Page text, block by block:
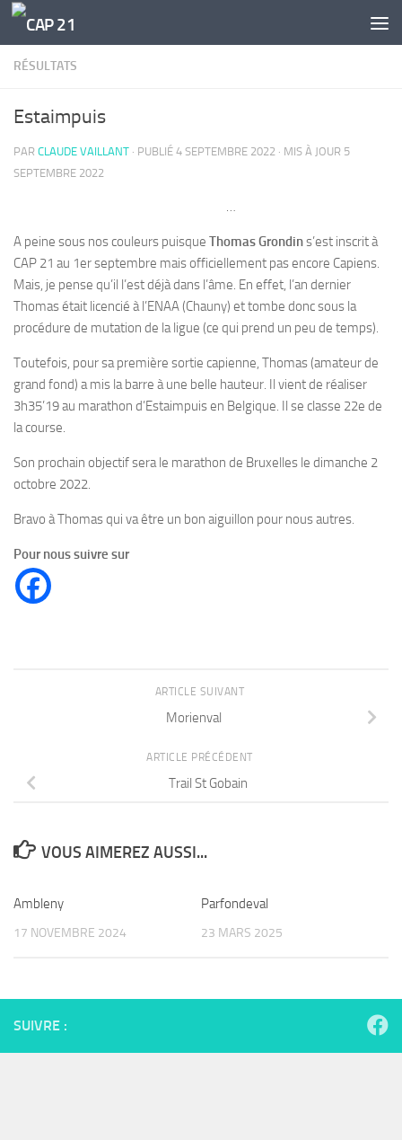
Skip to content
RÉSULTATS
Estaimpuis
PAR CLAUDE VAILLANT · PUBLIÉ 4 SEPTEMBRE 2022 · MIS À JOUR 5
SEPTEMBRE 2022
…
A peine sous nos couleurs puisque Thomas Grondins’est inscrit à
CAP 21 au 1er septembre mais officiellement pas encore Capiens.
Mais, je pense qu’il l’est déjà dans l’âme. En effet, l’an dernier
Thomas était licencié à l’ENAA (Chauny) et tombe donc sous la
procédure de mutation de la ligue (ce qui prend un peu de temps).
Toutefois, pour sa première sortie capienne, Thomas (amateur de
grand fond) a mis la barre à une belle hauteur. Il vient de réaliser
3h35’19 au marathon d’Estaimpuis en Belgique. Il se classe 22e de
la course.
Son prochain objectif sera le marathon de Bruxelles le dimanche 2
octobre 2022.
Bravo à Thomas qui va être un bon aiguillon pour nous autres.
Pour nous suivre sur
ARTICLE SUIVANT
Morienval
ARTICLE PRÉCÉDENT
Trail St Gobain
VOUS AIMEREZ AUSSI...
Ambleny
17 NOVEMBRE 2024
Parfondeval
23 MARS 2025
SUIVRE :